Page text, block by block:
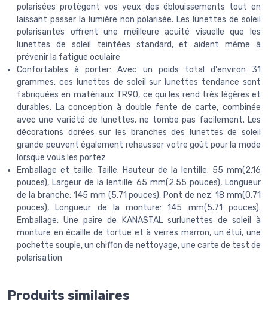
polarisées protègent vos yeux des éblouissements tout en
laissant passer la lumière non polarisée. Les lunettes de soleil
polarisantes offrent une meilleure acuité visuelle que les
lunettes de soleil teintées standard, et aident même à
prévenir la fatigue oculaire
Confortables à porter: Avec un poids total d'environ 31
grammes, ces lunettes de soleil sur lunettes tendance sont
fabriquées en matériaux TR90, ce qui les rend très légères et
durables. La conception à double fente de carte, combinée
avec une variété de lunettes, ne tombe pas facilement. Les
décorations dorées sur les branches des lunettes de soleil
grande peuvent également rehausser votre goût pour la mode
lorsque vous les portez
Emballage et taille: Taille: Hauteur de la lentille: 55 mm(2.16
pouces), Largeur de la lentille: 65 mm(2.55 pouces), Longueur
de la branche: 145 mm (5.71 pouces), Pont de nez: 18 mm(0.71
pouces), Longueur de la monture: 145 mm(5.71 pouces).
Emballage: Une paire de KANASTAL surlunettes de soleil à
monture en écaille de tortue et à verres marron, un étui, une
pochette souple, un chiffon de nettoyage, une carte de test de
polarisation
Produits similaires